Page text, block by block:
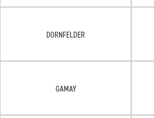
DORNFELDER
GAMAY